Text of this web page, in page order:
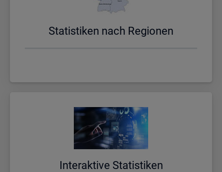
Sta­tis­ti­ken nach Re­gio­nen
In­ter­ak­ti­ve Sta­tis­ti­ken